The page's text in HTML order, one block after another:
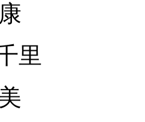
里